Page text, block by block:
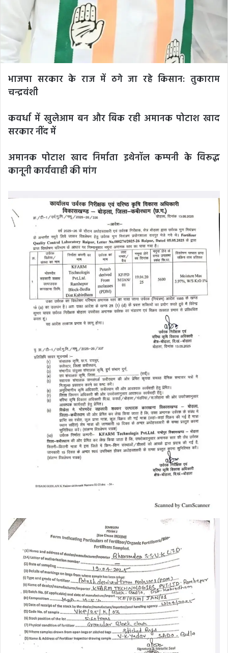
भाजपा सरकार के राज में ठगे जा रहे किसान: तुकाराम
चन्द्रवंशी
कवर्धा में खुलेआम बन और बिक रही अमानक पोटाश खाद
सरकार नींद में
अमानक पोटाश खाद निर्माता इथेनॉल कम्पनी के विरूद्ध
कानूनी कार्यवाही की मांग